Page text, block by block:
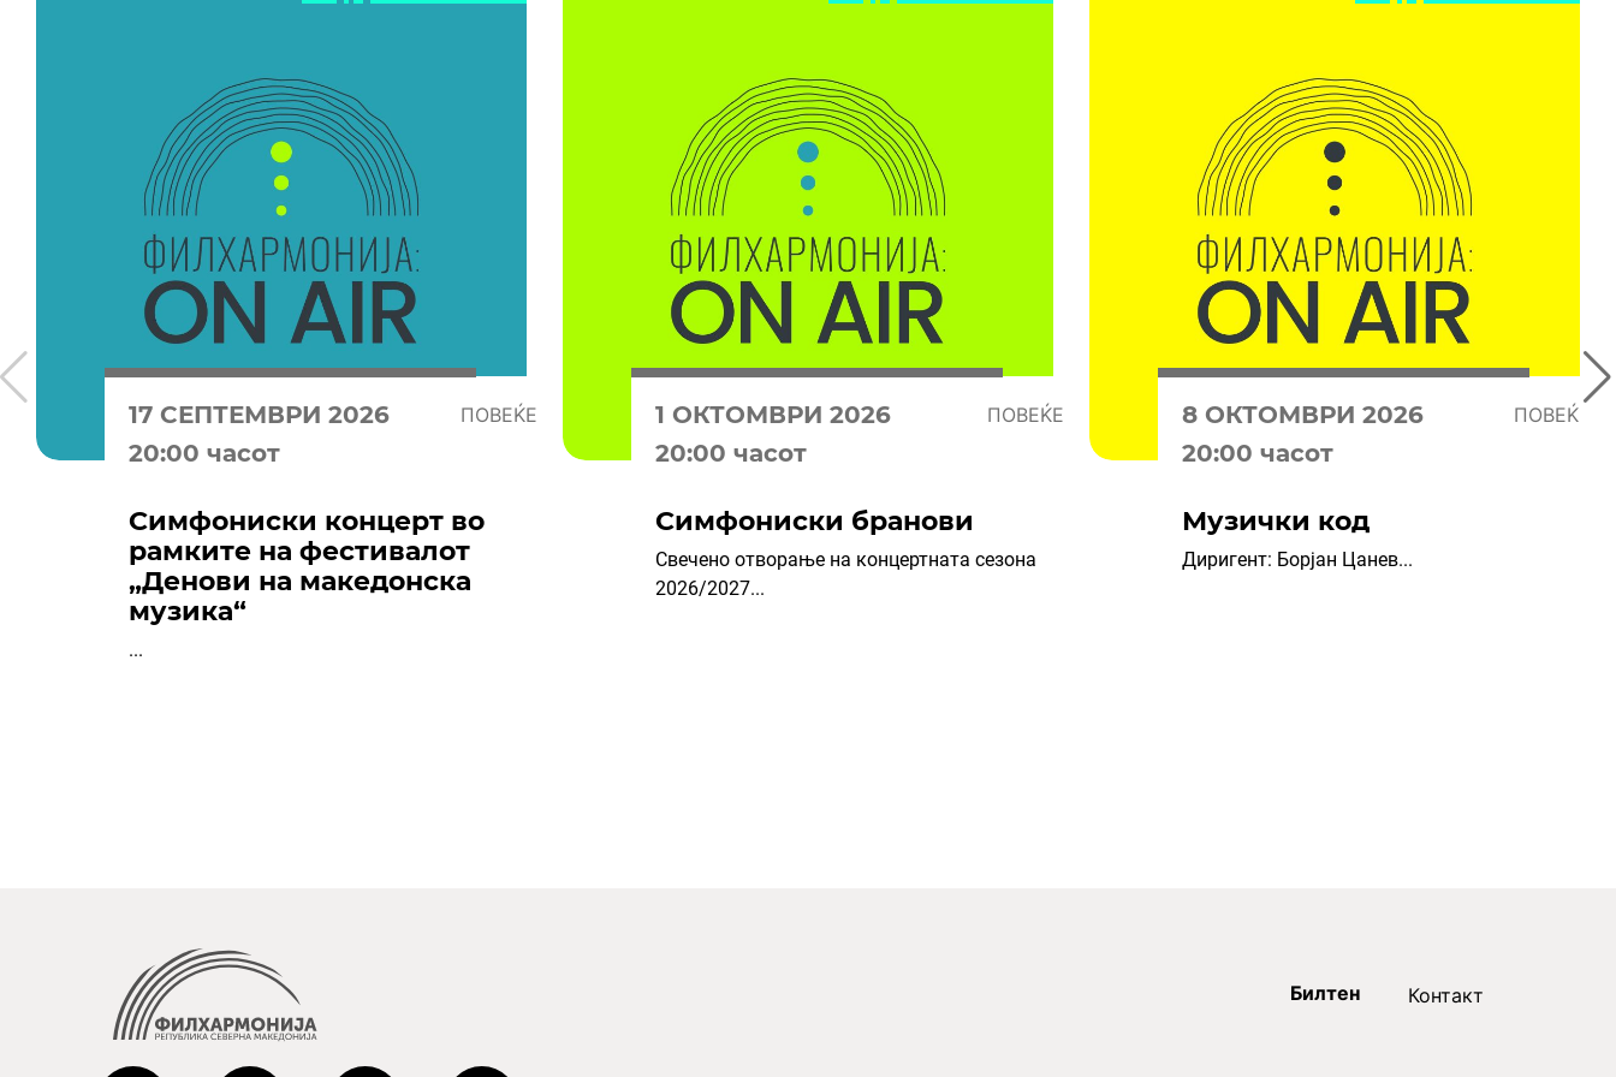
17 СЕПТЕМВРИ 2026 ПОВЕЌЕ
20:00 часот
Симфониски концерт во
рамките на фестивалот
„Денови на македонска
музика“
...
1 OКТОМВРИ 2026 ПОВЕЌЕ
20:00 часот
Симфониски бранови
Свечено отворање на концертната сезона
2026/2027...
8 OКТОМВРИ 2026 ПОВЕЌЕ
20:00 часот
Музички код
Диригент: Борјан Цанев...
Билтен Контакт